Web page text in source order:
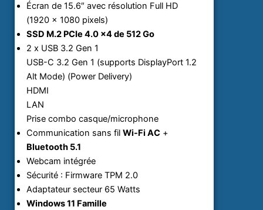
Écran de 15.6″ avec résolution Full HD
(1920 x 1080 pixels)
SSD M.2 PCIe 4.0 x4 de 512 Go
2 x USB 3.2 Gen 1
USB-C 3.2 Gen 1 (supports DisplayPort 1.2
Alt Mode) (Power Delivery)
HDMI
LAN
Prise combo casque/microphone
Communication sans fil Wi-Fi AC+
Bluetooth 5.1
Webcam intégrée
Sécurité : Firmware TPM 2.0
Adaptateur secteur 65 Watts
Windows 11 Famille